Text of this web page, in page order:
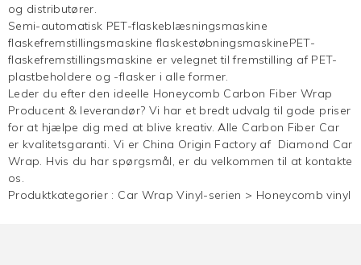
og distributører.
Semi-automatisk PET-flaskeblæsningsmaskine
flaskefremstillingsmaskine flaskestøbningsmaskinePET-
flaskefremstillingsmaskine er velegnet til fremstilling af PET-
plastbeholdere og -flasker i alle former.
Leder du efter den ideelle Honeycomb Carbon Fiber Wrap
Producent & leverandør? Vi har et bredt udvalg til gode priser
for at hjælpe dig med at blive kreativ. Alle Carbon Fiber Car
er kvalitetsgaranti. Vi er China Origin Factory af Diamond Car
Wrap. Hvis du har spørgsmål, er du velkommen til at kontakte
os.
Produktkategorier : Car Wrap Vinyl-serien > Honeycomb vinyl